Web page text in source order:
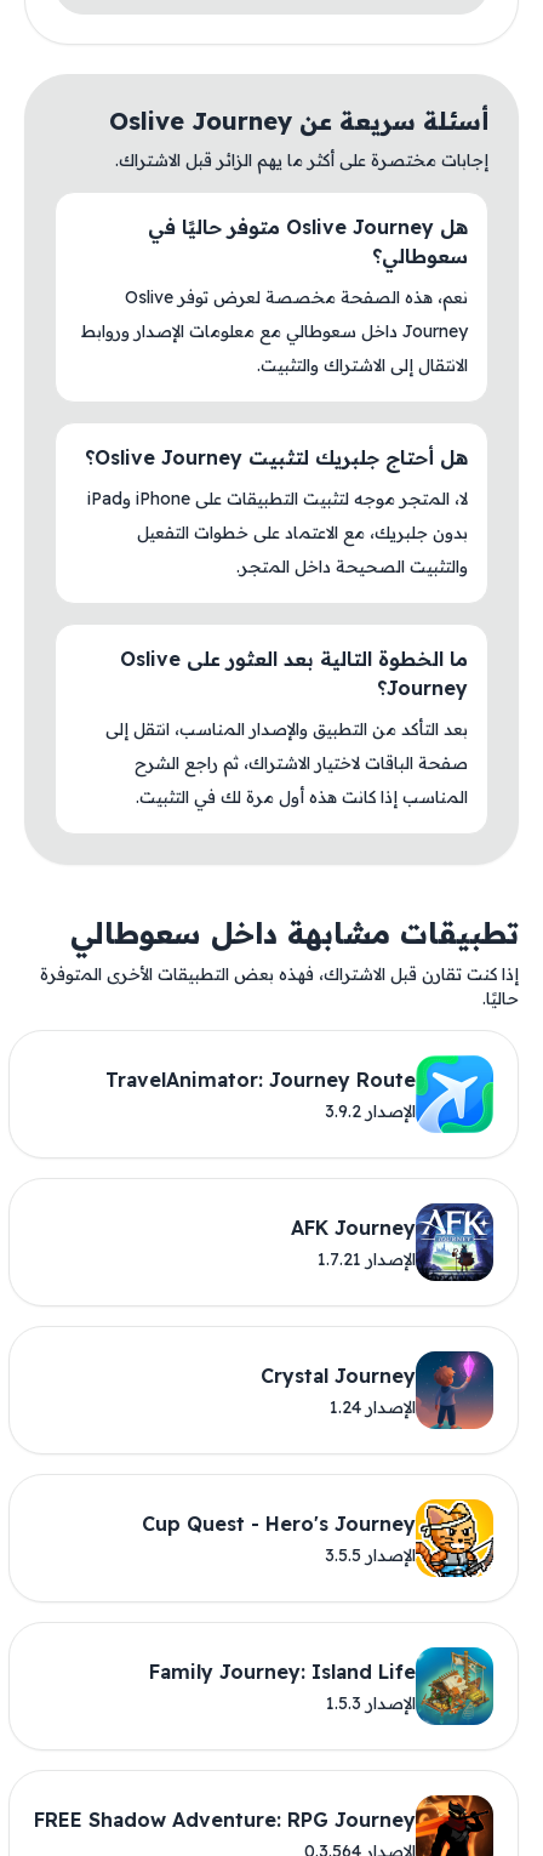
أسئلة سريعة عن Oslive Journey
إجابات مختصرة على أكثر ما يهم الزائر قبل الاشتراك.
هل Oslive Journey متوفر حاليًا في
سعوطالي؟
نعم، هذه الصفحة مخصصة لعرض توفر Oslive
Journey داخل سعوطالي مع معلومات الإصدار وروابط
الانتقال إلى الاشتراك والتثبيت.
هل أحتاج جلبريك لتثبيت Oslive Journey؟
لا، المتجر موجه لتثبيت التطبيقات على iPhone وiPad
بدون جلبريك، مع الاعتماد على خطوات التفعيل
والتثبيت الصحيحة داخل المتجر.
ما الخطوة التالية بعد العثور على Oslive
Journey؟
بعد التأكد من التطبيق والإصدار المناسب، انتقل إلى
صفحة الباقات لاختيار الاشتراك، ثم راجع الشرح
المناسب إذا كانت هذه أول مرة لك في التثبيت.
تطبيقات مشابهة داخل سعوطالي
إذا كنت تقارن قبل الاشتراك، فهذه بعض التطبيقات الأخرى المتوفرة
حاليًا.
TravelAnimator: Journey Route
الإصدار 3.9.2
AFK Journey
الإصدار 1.7.21
Crystal Journey
الإصدار 1.24
Cup Quest - Hero's Journey
الإصدار 3.5.5
Family Journey: Island Life
الإصدار 1.5.3
FREE Shadow Adventure: RPG Journey
الإصدار 0.3.564